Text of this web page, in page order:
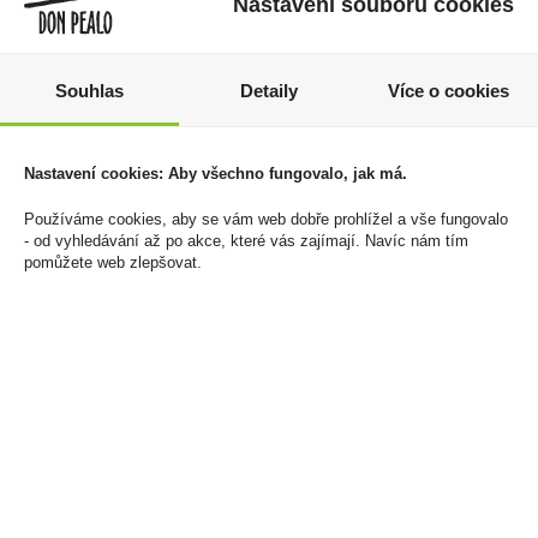
10ks
40 Kč
Cena za:1 ks
Cena za:1 ks
Skladem:100 - 500 ks
Nastavení souborů cookies
Souhlas Detaily Více o cookies
Nastavení cookies: Aby všechno fungovalo, jak má.
Používáme cookies, aby se vám web dobře prohlížel a vše fungovalo
- od vyhledávání až po akce, které vás zajímají. Navíc nám tím
pomůžete web zlepšovat.